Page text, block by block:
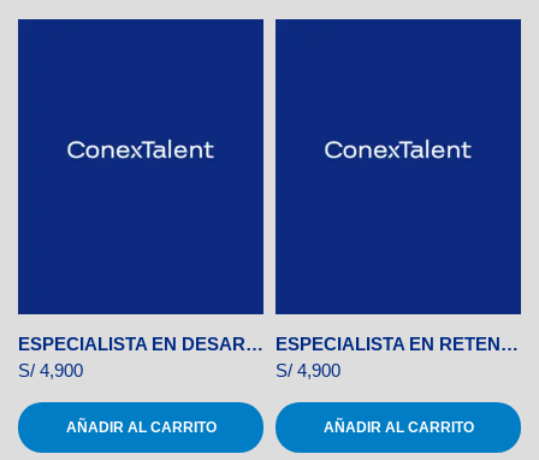
ESPECIALISTA EN DESARROLLO DE NEGOCIOS INTERNACIONALES
S/ 4,900
AÑADIR AL CARRITO
ESPECIALISTA EN RETENCIÓN DE CLIENTES
S/ 4,900
AÑADIR AL CARRITO